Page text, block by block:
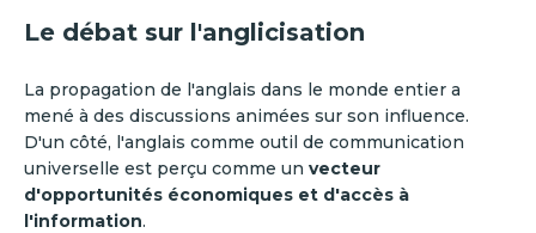
Le débat sur l'anglicisation
La propagation de l'anglais dans le monde entier a
mené à des discussions animées sur son influence.
D'un côté, l'anglais comme outil de communication
universelle est perçu comme un vecteur
d'opportunités économiques et d'accès à
l'information.